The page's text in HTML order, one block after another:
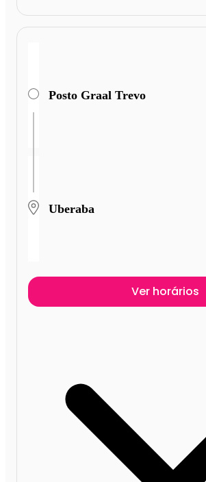
Posto Graal Trevo
Uberaba
Ver horários